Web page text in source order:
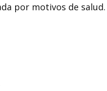
por motivos de salud.